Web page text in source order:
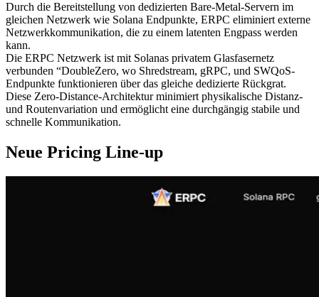
Durch die Bereitstellung von dedizierten Bare-Metal-Servern im
gleichen Netzwerk wie Solana Endpunkte, ERPC eliminiert externe
Netzwerkkommunikation, die zu einem latenten Engpass werden
kann.
Die ERPC Netzwerk ist mit Solanas privatem Glasfasernetz
verbunden “DoubleZero, wo Shredstream, gRPC, und SWQoS-
Endpunkte funktionieren über das gleiche dedizierte Rückgrat.
Diese Zero-Distance-Architektur minimiert physikalische Distanz-
und Routenvariation und ermöglicht eine durchgängig stabile und
schnelle Kommunikation.
Neue Pricing Line-up